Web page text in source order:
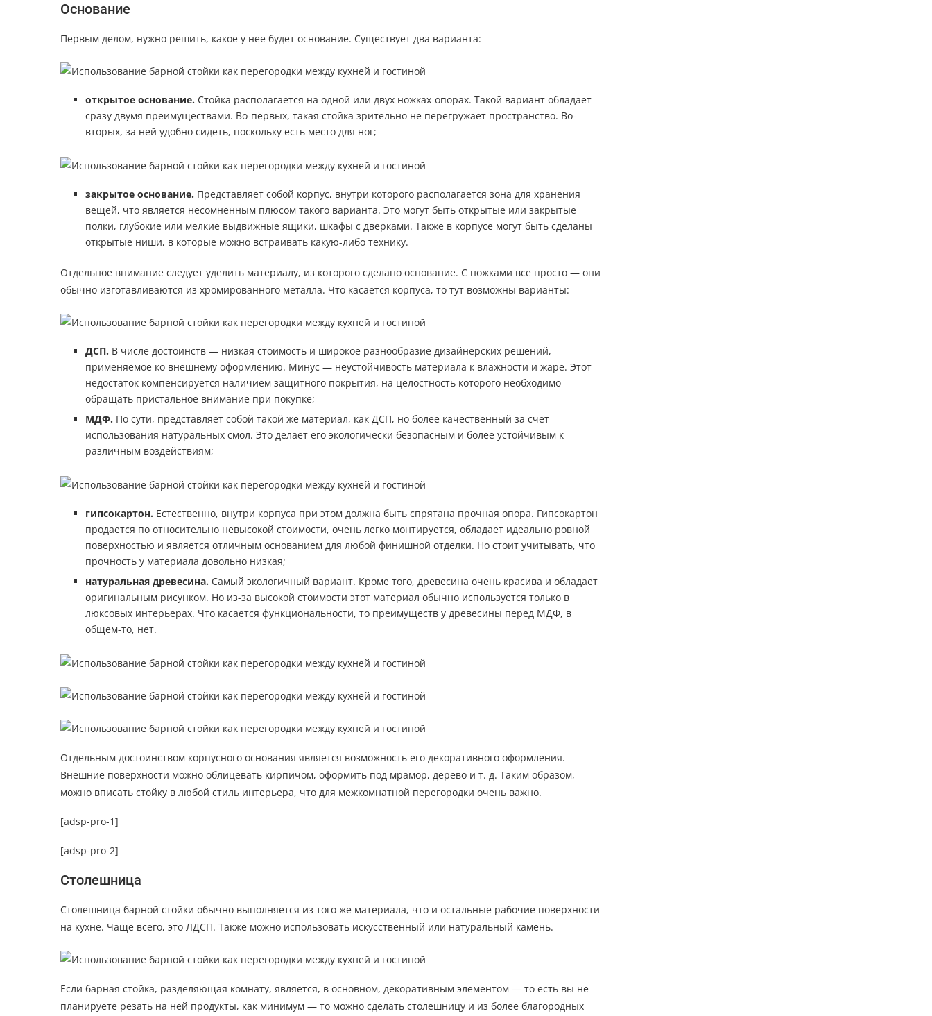
Основание
Первым делом, нужно решить, какое у нее будет основание. Существует два варианта:
открытое основание. Стойка располагается на одной или двух ножках-опорах. Такой вариант обладает
сразу двумя преимуществами. Во-первых, такая стойка зрительно не перегружает пространство. Во-
вторых, за ней удобно сидеть, поскольку есть место для ног;
закрытое основание. Представляет собой корпус, внутри которого располагается зона для хранения
вещей, что является несомненным плюсом такого варианта. Это могут быть открытые или закрытые
полки, глубокие или мелкие выдвижные ящики, шкафы с дверками. Также в корпусе могут быть сделаны
открытые ниши, в которые можно встраивать какую-либо технику.
Отдельное внимание следует уделить материалу, из которого сделано основание. С ножками все просто — они
обычно изготавливаются из хромированного металла. Что касается корпуса, то тут возможны варианты:
ДСП. В числе достоинств — низкая стоимость и широкое разнообразие дизайнерских решений,
применяемое ко внешнему оформлению. Минус — неустойчивость материала к влажности и жаре. Этот
недостаток компенсируется наличием защитного покрытия, на целостность которого необходимо
обращать пристальное внимание при покупке;
МДФ. По сути, представляет собой такой же материал, как ДСП, но более качественный за счет
использования натуральных смол. Это делает его экологически безопасным и более устойчивым к
различным воздействиям;
гипсокартон. Естественно, внутри корпуса при этом должна быть спрятана прочная опора. Гипсокартон
продается по относительно невысокой стоимости, очень легко монтируется, обладает идеально ровной
поверхностью и является отличным основанием для любой финишной отделки. Но стоит учитывать, что
прочность у материала довольно низкая;
натуральная древесина. Самый экологичный вариант. Кроме того, древесина очень красива и обладает
оригинальным рисунком. Но из-за высокой стоимости этот материал обычно используется только в
люксовых интерьерах. Что касается функциональности, то преимуществ у древесины перед МДФ, в
общем-то, нет.
Отдельным достоинством корпусного основания является возможность его декоративного оформления.
Внешние поверхности можно облицевать кирпичом, оформить под мрамор, дерево и т. д. Таким образом,
можно вписать стойку в любой стиль интерьера, что для межкомнатной перегородки очень важно.
[adsp-pro-1]
[adsp-pro-2]
Столешница
Столешница барной стойки обычно выполняется из того же материала, что и остальные рабочие поверхности
на кухне. Чаще всего, это ЛДСП. Также можно использовать искусственный или натуральный камень.
Если барная стойка, разделяющая комнату, является, в основном, декоративным элементом — то есть вы не
планируете резать на ней продукты, как минимум — то можно сделать столешницу и из более благородных